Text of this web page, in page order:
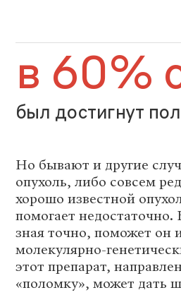
в 60%
был достигнут
Но бывают и другие
опухоль, либо совсем
хорошо известной
помогает
зная точно, поможет он
молекулярно-
этот препарат,
«поломку», может дать